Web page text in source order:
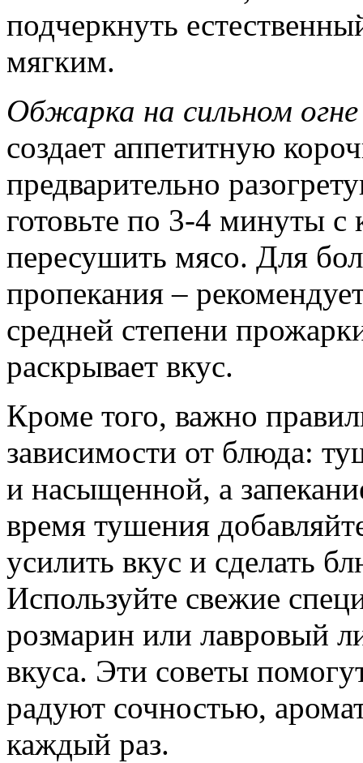
подчеркнуть
мягким.
Обжарка на сильном огне
создает аппетитную
предварительно
готовьте по 3-4 минуты
пересушить мясо. Для
пропекания –
средней степени
раскрывает вкус.
Кроме того, важно
зависимости от блюда:
и насыщенной, а
время тушения
усилить вкус и сделать
Используйте свежие
розмарин или лавровый
вкуса. Эти советы
радуют сочностью,
каждый раз.